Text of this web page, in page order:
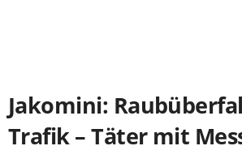
Jakomini:
Trafik – Täter mit